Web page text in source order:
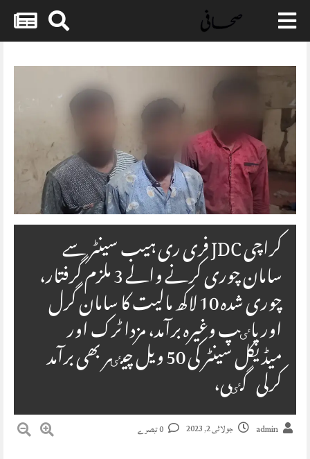
Skip
content
کراچی JDC فری ری ہیب سینٹر سے
سامان چوری کرنے والے 3 ملزم گرفتار،
چوری شدہ 10 لاکھ مالیت کا سامان گرل
اور پاٸپ وغیرہ برآمد، مزدا ٹرک اور
میڈیکل سینٹر کی 50 ویل چیٸر بھی برآمد کرلی گٸی،
admin جولائی 2, 2023